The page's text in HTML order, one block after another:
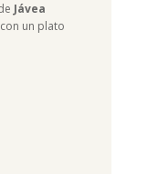
Jávea
un plato